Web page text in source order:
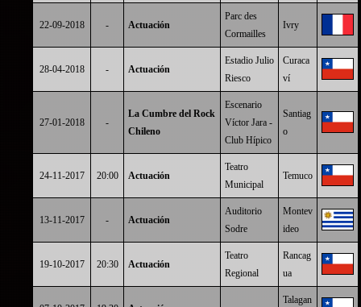
22-09-2018 - Actuación
Parc des
Cormailles
Ivry
28-04-2018 - Actuación
Estadio Julio
Riesco
Curaca
ví
27-01-2018 -
La Cumbre del Rock
Chileno
Escenario
Víctor Jara -
Club Hípico
Santiag
o
24-11-2017 20:00 Actuación
Teatro
Municipal
Temuco
13-11-2017 - Actuación
Auditorio
Sodre
Montev
ideo
19-10-2017 20:30 Actuación
Teatro
Regional
Rancag
ua
Talagan